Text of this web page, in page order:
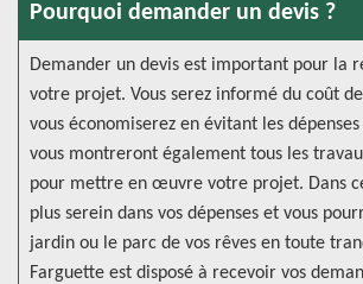
Pourquoi demander un devis ?
Demander un devis est important pour la
votre projet. Vous serez informé du coût
vous économiserez en évitant les
vous montreront également tous les
pour mettre en œuvre votre projet. Dans
plus serein dans vos dépenses et vous
jardin ou le parc de vos rêves en toute
Farguette est disposé à recevoir vos